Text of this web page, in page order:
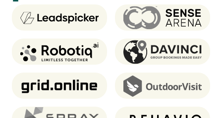
Leadspicker Sense Arena
Robotiq Davinci Travel System
Grid.online OutdoorVisit